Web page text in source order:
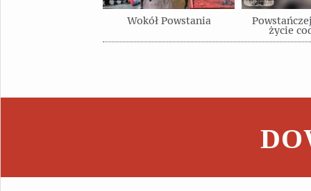
Wokół Powstania
życie